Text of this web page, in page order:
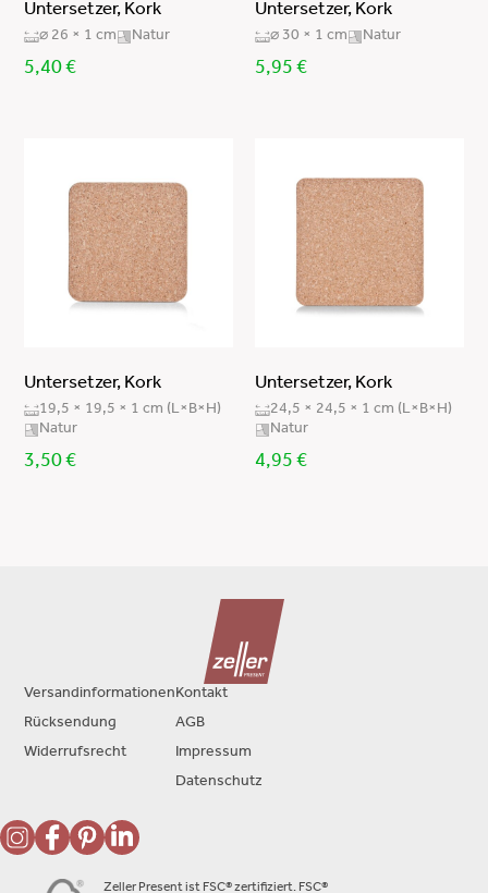
Untersetzer, Kork
⌀ 26 × 1 cm Natur
5,40€
Untersetzer, Kork
⌀ 30 × 1 cm Natur
5,95 €
Untersetzer, Kork
19,5 × 19,5 × 1 cm (L×B×H)
Natur
3,50€
Untersetzer, Kork
24,5 × 24,5 × 1 cm (L×B×H)
Natur
4,95 €
Zeller Present ist FSC® zertifiziert. FSC®
Versandinformationen
Rücksendung
Widerrufsrecht
Kontakt
AGB
Impressum
Datenschutz